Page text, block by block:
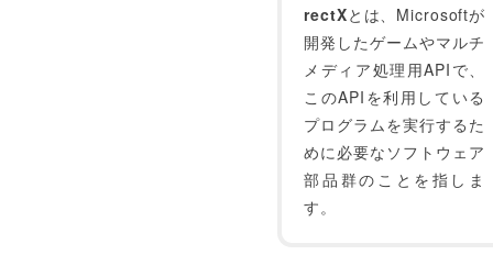
rectXとは、Microsoftが
開発したゲームやマルチ
メディア処理用APIで、
このAPIを利用している
プログラムを実行するた
めに必要なソフトウェア
部品群のことを指しま
す。